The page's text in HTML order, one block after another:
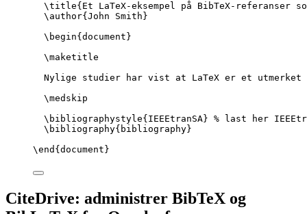
\title{Et LaTeX-eksempel på BibTeX-
\author{John Smith}
\begin{ document }
\maketitle
Nylige studier har vist at LaTeX er et utmerket
\medskip
\bibliographystyle{IEEEtranSA} % last her
\bibliography{bibliography}
\end { document }
CiteDrive: administrer BibTeX og